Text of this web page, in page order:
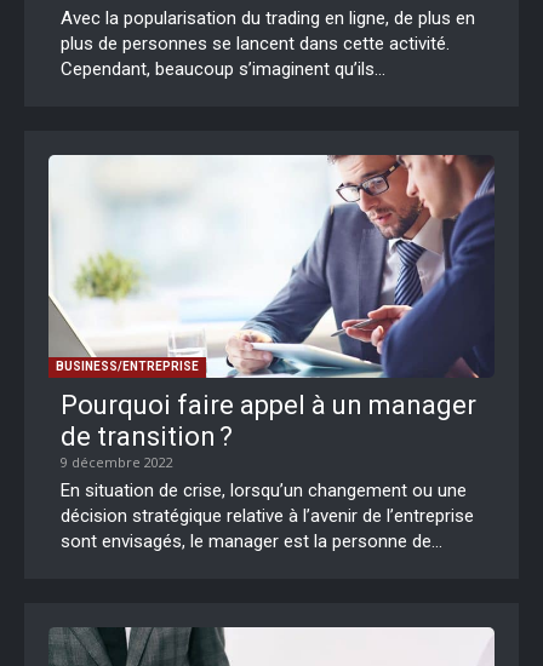
Avec la popularisation du trading en ligne, de plus en
plus de personnes se lancent dans cette activité.
Cependant, beaucoup s’imaginent qu’ils...
BUSINESS/ENTREPRISE
Pourquoi faire appel à un manager
de transition ?
9 décembre 2022
En situation de crise, lorsqu’un changement ou une
décision stratégique relative à l’avenir de l’entreprise
sont envisagés, le manager est la personne de...